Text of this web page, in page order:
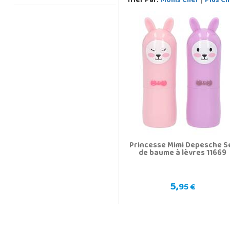
Princesse Mimi Depesche
de baume à lèvres 11669
5,95 €